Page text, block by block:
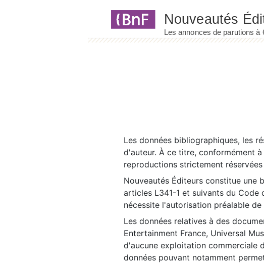
Les données bibliographiques, les
d'auteur. À ce titre, conformément
reproductions strictement
Nouveautés Éditeurs constitue une
articles L341-1 et suivants du
nécessite l'autorisation préalable de
Les données relatives à des
Entertainment France, Universal
d'aucune exploitation commerciale
données pouvant notamment